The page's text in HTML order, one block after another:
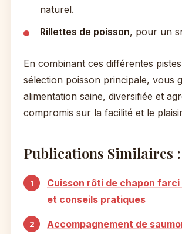
naturel.
Rillettes de poisson, pour un
En combinant ces différentes
sélection poisson principale, vous
alimentation saine, diversifiée et
compromis sur la facilité et le
Publications Similaires :
Cuisson rôti de chapon
et conseils pratiques
Accompagnement de